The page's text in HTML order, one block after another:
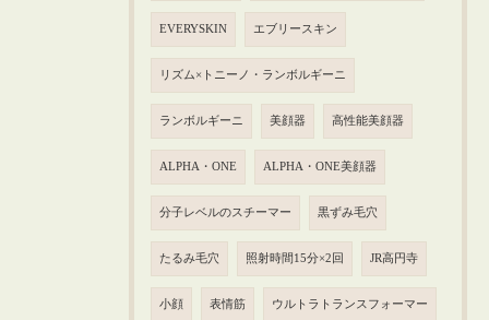
EVERYSKIN エブリースキン
リズム×トニーノ・ランボルギーニ
ランボルギーニ 美顔器 高性能美顔器
ALPHA・ONE ALPHA・ONE美顔器
分子レベルのスチーマー 黒ずみ毛穴
たるみ毛穴 照射時間15分×2回 JR高円寺
小顔 表情筋 ウルトラトランスフォーマー